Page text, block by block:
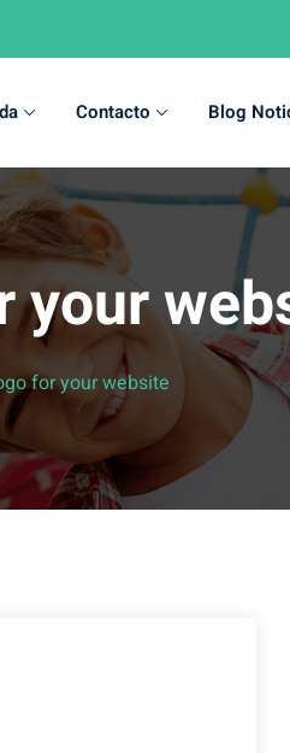
Contacto Blog
your
for your website
up
Sign up